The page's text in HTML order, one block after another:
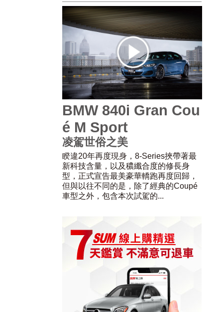
BMW 840i Gran Cou
é M Sport
凌駕世俗之美
睽違20年再度現身，8-Series挾帶著最
新科技含量，以及穠纖合度的修長身
型，正式宣告最美豪華轎跑再度回歸，
但與以往不同的是，除了經典的Coupé
車型之外，包含本次試駕的...